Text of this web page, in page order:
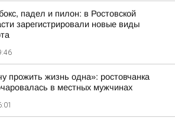
падел и пилон: в Ростовской
зарегистрировали новые виды
прожить жизнь одна»: ростовчанка
в местных мужчинах